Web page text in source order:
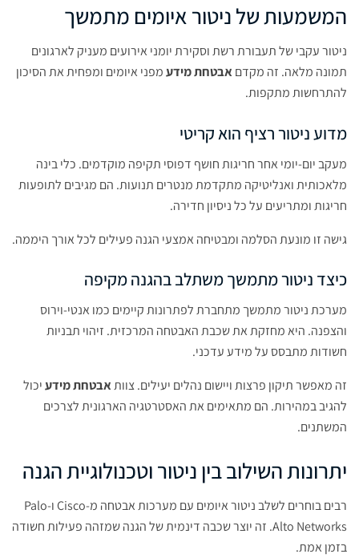
המשמעות של ניטור איומים מתמשך
ניטור עקבי של תעבורת רשת וסקירת יומני אירועים מעניק לארגונים
תמונה מלאה. זה מקדםאבטחת מידעמפני איומים ומפחית את הסיכון
להתרחשות מתקפות.
מדוע ניטור רציף הוא קריטי
מעקב יום-יומי אחר חריגות חושף דפוסי תקיפה מוקדמים. כלי בינה
מלאכותית ואנליטיקה מתקדמת מנטרים תנועות. הם מגיבים לתופעות
חריגות ומתריעים על כל ניסיון חדירה.
גישה זו מונעת הסלמה ומבטיחה אמצעי הגנה פעילים לכל אורך היממה.
כיצד ניטור מתמשך משתלב בהגנה מקיפה
מערכת ניטור מתמשך מתחברת לפתרונות קיימים כמו אנטי-וירוס
והצפנה. היא מחזקת את שכבת האבטחה המרכזית. זיהוי תבניות
חשודות מתבסס על מידע עדכני.
זה מאפשר תיקון פרצות ויישום נהלים יעילים. צוותאבטחת מידעיכול
להגיב במהירות. הם מתאימים את האסטרטגיה הארגונית לצרכים
המשתנים.
יתרונות השילוב בין ניטור וטכנולוגיית הגנה
רבים בוחרים לשלב ניטור איומים עם מערכות אבטחה מ-Cisco ו-Palo
Alto Networks. זה יוצר שכבה דינמית של הגנה שמזהה פעילות חשודה
בזמן אמת.